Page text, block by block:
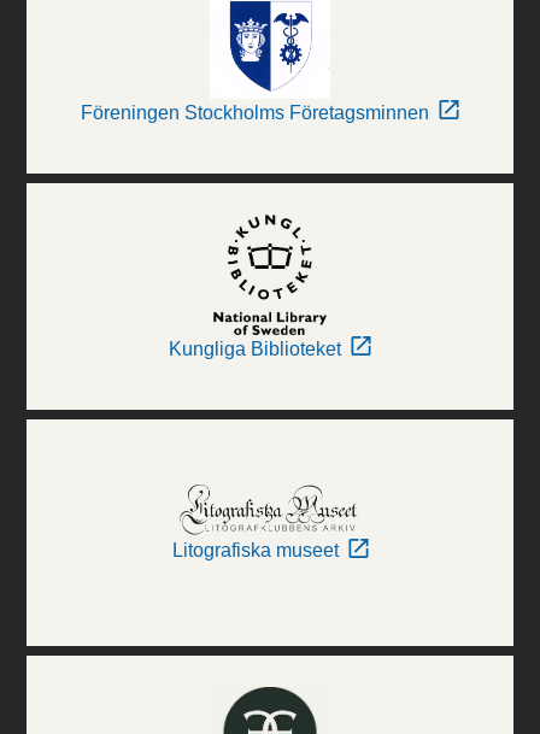
Föreningen Stockholms Företagsminnen
Kungliga Biblioteket
Litografiska museet